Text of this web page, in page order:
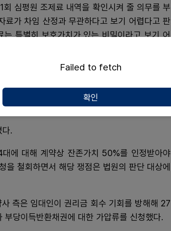
심평원 조제료 내역을 확인시켜 줄 의무를 부
료가 차임 산정과 무관하다고 보기 어렵다고 판
특별히 보호가치가 있는 비밀이라고 보기 어
에서 해당 자료가 감정 과정에 필요한 문서가
.
에 대해 계약상 잔존가치 50%를 인정받아야
을 철회하면서 해당 쟁점은 법원의 판단 대상에
측은 임대인이 권리금 회수 기회를 방해해 27
당이득반환채권에 대한 가압류를 신청했다.
Failed to fetch
확인